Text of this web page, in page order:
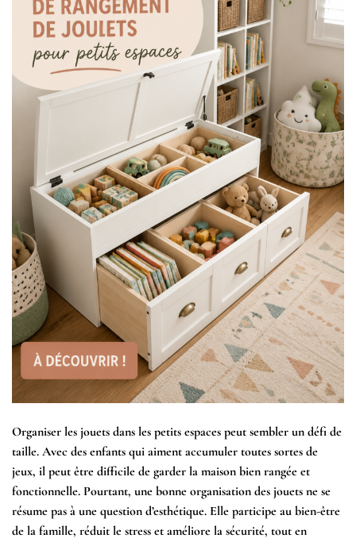
Organiser les jouets dans les petits espaces peut sembler un défi de
taille. Avec des enfants qui aiment accumuler toutes sortes de
jeux, il peut être difficile de garder la maison bien rangée et
fonctionnelle. Pourtant, une bonne organisation des jouets ne se
résume pas à une question d’esthétique. Elle participe au bien-être
de la famille, réduit le stress et améliore la sécurité, tout en